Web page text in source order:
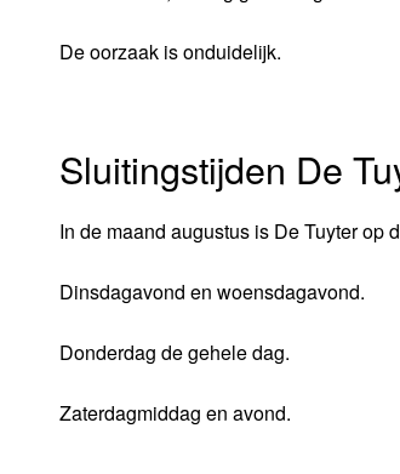
De oorzaak is onduidelijk.
Sluitingstijden De
In de maand augustus is De Tuyter op
Dinsdagavond en woensdagavond.
Donderdag de gehele dag.
Zaterdagmiddag en avond.